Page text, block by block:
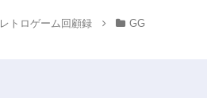
レトロゲーム回顧録 GG